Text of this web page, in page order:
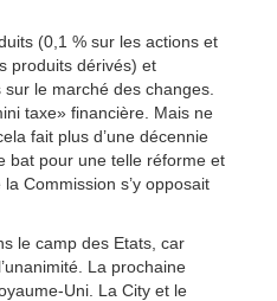
(0,1 % sur les actions et
produits dérivés) et
sur le marché des changes.
taxe» financière. Mais ne
fait plus d’une décennie
bat pour une telle réforme et
Commission s’y opposait
le camp des Etats, car
La prochaine
Uni. La City et le